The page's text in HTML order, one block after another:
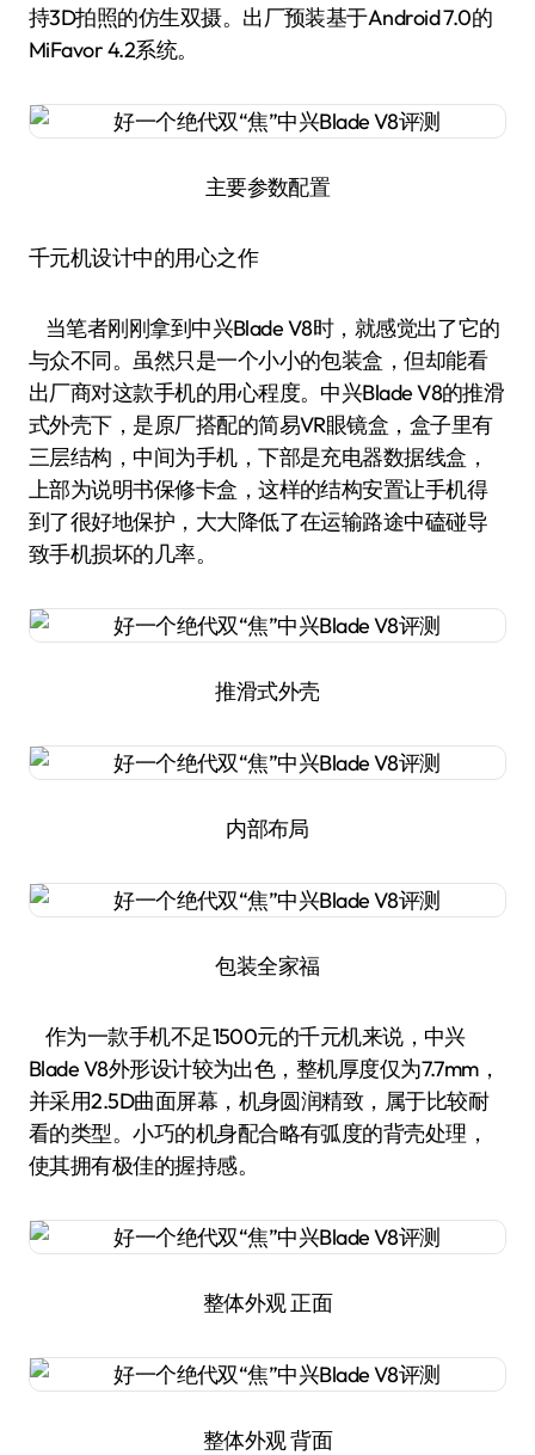
持3D拍照的仿生双摄。出厂预装基于Android 7.0的
MiFavor 4.2系统。
主要参数配置
千元机设计中的用心之作
当笔者刚刚拿到中兴Blade V8时，就感觉出了它的
与众不同。虽然只是一个小小的包装盒，但却能看
出厂商对这款手机的用心程度。中兴Blade V8的推滑
式外壳下，是原厂搭配的简易VR眼镜盒，盒子里有
三层结构，中间为手机，下部是充电器数据线盒，
上部为说明书保修卡盒，这样的结构安置让手机得
到了很好地保护，大大降低了在运输路途中磕碰导
致手机损坏的几率。
推滑式外壳
内部布局
包装全家福
作为一款手机不足1500元的千元机来说，中兴
Blade V8外形设计较为出色，整机厚度仅为7.7mm，
并采用2.5D曲面屏幕，机身圆润精致，属于比较耐
看的类型。小巧的机身配合略有弧度的背壳处理，
使其拥有极佳的握持感。
整体外观 正面
整体外观 背面